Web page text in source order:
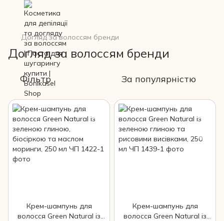
Догляд за волоссям бренди
Догляд за волоссям бренди
Фільтр За популярністю
Крем-шампунь для
волосся Green Natural із
Крем-шампунь для
волосся Green Natural із